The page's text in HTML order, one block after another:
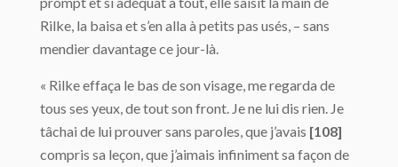
Rilke, la baisa et s’en alla à petits pas usés, – sans
mendier davantage ce jour-là.
« Rilke effaça le bas de son visage, me regarda de
tous ses yeux, de tout son front. Je ne lui dis rien. Je
tâchai de lui prouver sans paroles, que j’avais [108]
compris sa leçon, que j’aimais infiniment sa façon de